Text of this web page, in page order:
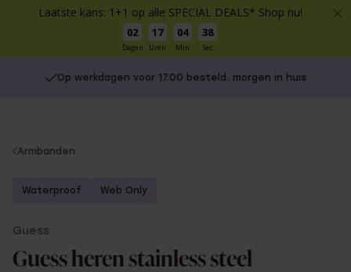
Laatste kans: 1+1 op alle SPECIAL DEALS* Shop nu!
02
Dagen
17
Uren
04
Min
38
Sec
Op werkdagen voor 17.00 besteld, morgen in huis
You
here:
Armbanden
Waterproof Web Only
Guess
Guess heren stainless steel